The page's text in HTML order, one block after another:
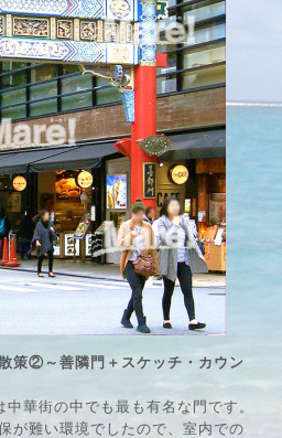
策②～善隣門＋スケッチ・カウン
華街の中でも最も有名な門です。
が難い環境でしたので、室内での